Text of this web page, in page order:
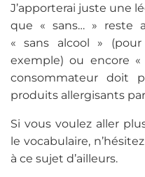
J’apporterai juste une
que « sans… » reste
« sans alcool »
exemple) ou encore
consommateur doit
produits allergisants
Si vous voulez aller
le vocabulaire,
à ce sujet d’ailleurs.